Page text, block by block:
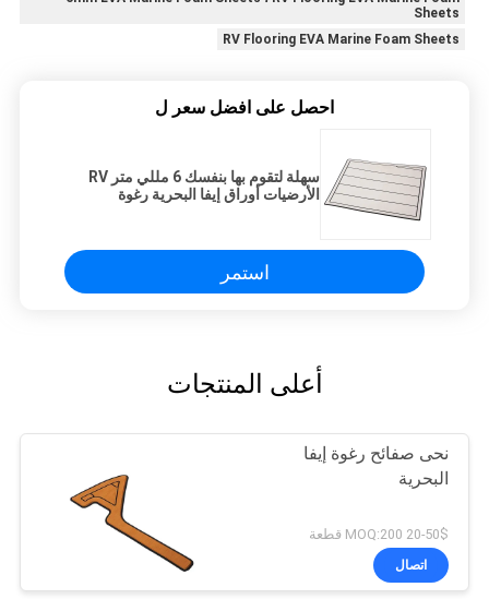
Sheets
RV Flooring EVA Marine Foam Sheets
احصل على افضل سعر ل
سهلة لتقوم بها بنفسك 6 مللي متر RV
الأرضيات أوراق إيفا البحرية رغوة
استمر
أعلى المنتجات
نحى صفائح رغوة إيفا
البحرية
20-50$ MOQ:200 قطعة
اتصال